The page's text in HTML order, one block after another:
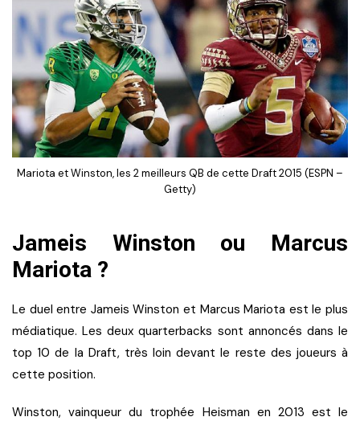
Mariota et Winston, les 2 meilleurs QB de cette Draft 2015 (ESPN –
Getty)
Jameis Winston ou Marcus
Mariota ?
Le duel entre Jameis Winston et Marcus Mariota est le plus
médiatique. Les deux quarterbacks sont annoncés dans le
top 10 de la Draft, très loin devant le reste des joueurs à
cette position.
Winston, vainqueur du trophée Heisman en 2013 est le